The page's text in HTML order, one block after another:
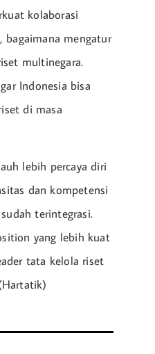
kolaborasi
bagaimana mengatur
multinegara.
Indonesia bisa
di masa
lebih percaya diri
dan kompetensi
terintegrasi.
yang lebih kuat
tata kelola riset